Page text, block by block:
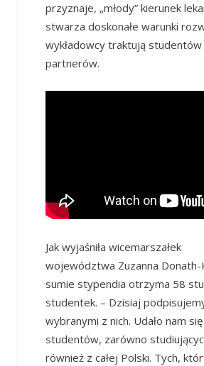
przyznaje, „młody” kierunek
stwarza doskonałe warunki
wykładowcy traktują studentów
partnerów.
Jak wyjaśniła wicemarszałek
województwa Zuzanna Donath-
sumie stypendia otrzyma 58
studentek. – Dzisiaj
wybranymi z nich. Udało nam
studentów, zarówno
również z całej Polski. Tych,